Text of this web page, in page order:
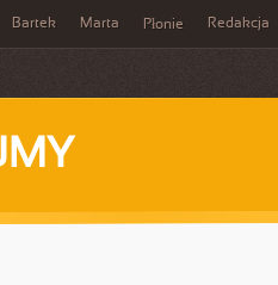
Bartek Marta Płonie Redakcja